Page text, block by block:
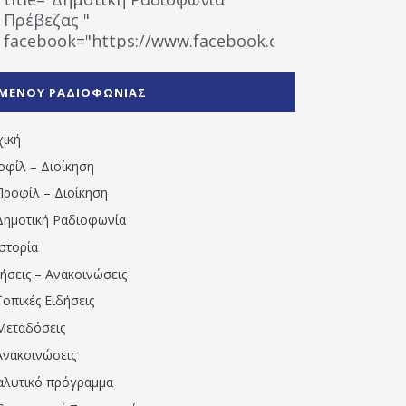
Πρέβεζας "
facebook="https://www.facebook.com/
1531194763766854/" artist="" ]
ΡΑΔΙΟΦΩΝΙΑΣ
– Διοίκηση
– Διοίκηση
Ραδιοφωνία
– Ανακοινώσεις
Ειδήσεις
πρόγραμμα